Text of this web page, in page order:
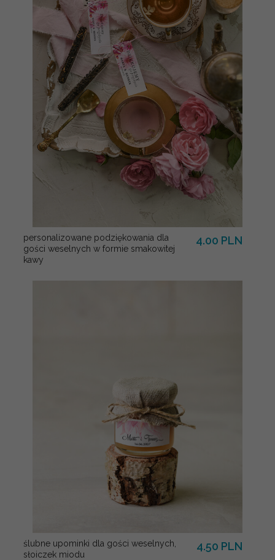
personalizowane podziękowania dla
gości weselnych w formie smakowitej
kawy
4.00 PLN
ślubne upominki dla gości weselnych,
słoiczek miodu
4.50 PLN